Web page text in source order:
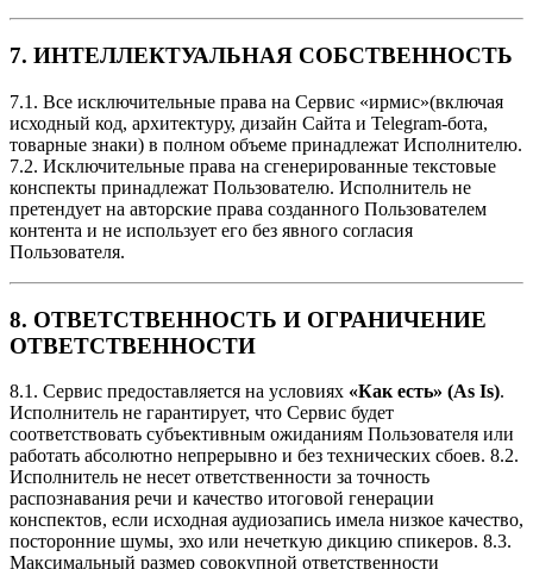
7. ИНТЕЛЛЕКТУАЛЬНАЯ СОБСТВЕННОСТЬ
7.1. Все исключительные права на Сервис «ирмис»(включая
исходный код, архитектуру, дизайн Сайта и Telegram-бота,
товарные знаки) в полном объеме принадлежат Исполнителю.
7.2. Исключительные права на сгенерированные текстовые
конспекты принадлежат Пользователю. Исполнитель не
претендует на авторские права созданного Пользователем
контента и не использует его без явного согласия
Пользователя.
8. ОТВЕТСТВЕННОСТЬ И ОГРАНИЧЕНИЕ
ОТВЕТСТВЕННОСТИ
8.1. Сервис предоставляется на условиях «Как есть» (As Is).
Исполнитель не гарантирует, что Сервис будет
соответствовать субъективным ожиданиям Пользователя или
работать абсолютно непрерывно и без технических сбоев. 8.2.
Исполнитель не несет ответственности за точность
распознавания речи и качество итоговой генерации
конспектов, если исходная аудиозапись имела низкое качество,
посторонние шумы, эхо или нечеткую дикцию спикеров. 8.3.
Максимальный размер совокупной ответственности